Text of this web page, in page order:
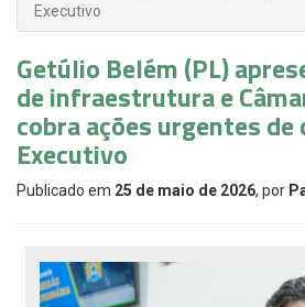
Executivo
Getúlio Belém (PL)
de infraestrutura e
cobra ações urgentes de
Executivo
Publicado em 25 de maio de 2026, por